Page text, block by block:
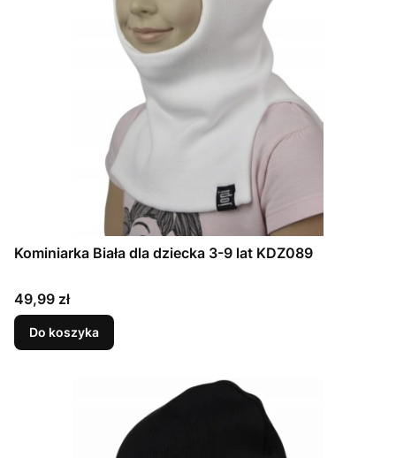
Kominiarka Biała dla dziecka 3-9 lat KDZ089
Cena
49,99 zł
Do koszyka